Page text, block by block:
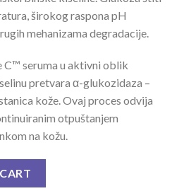
širokog raspona pH
mehanizama degradacije.
seruma u aktivni oblik
pretvara α-glukozidaza –
kože. Ovaj proces odvija
otpuštanjem
na kožu.